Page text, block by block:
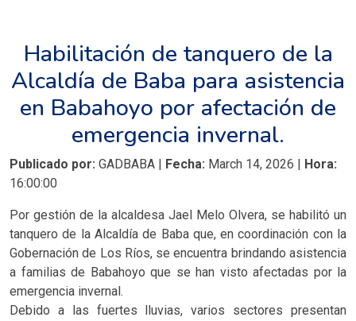
Habilitación de tanquero de la
Alcaldía de Baba para asistencia
en Babahoyo por afectación de
emergencia invernal.
Publicado por: GADBABA | Fecha: March 14, 2026 | Hora:
16:00:00
Por gestión de la alcaldesa Jael Melo Olvera, se habilitó un
tanquero de la Alcaldía de Baba que, en coordinación con la
Gobernación de Los Ríos, se encuentra brindando asistencia
a familias de Babahoyo que se han visto afectadas por la
emergencia invernal.
Debido a las fuertes lluvias, varios sectores presentan